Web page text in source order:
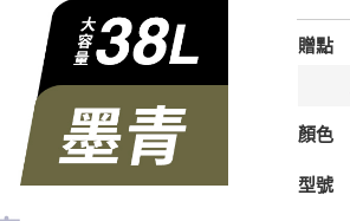
贈點
顏色
型號